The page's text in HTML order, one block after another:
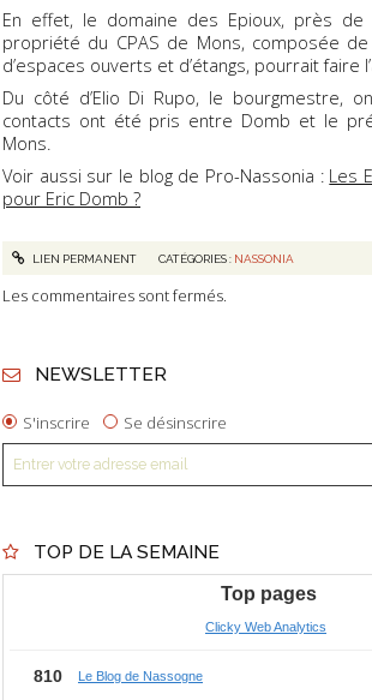
En effet, le domaine des Epioux, près de
propriété du CPAS de Mons, composée
d’espaces ouverts et d’étangs, pourrait faire
Du côté d’Elio Di Rupo, le bourgmestre,
contacts ont été pris entre Domb et le
Mons.
Voir aussi sur le blog de Pro-Nassonia : Les
pour Eric Domb ?
LIEN PERMANENT CATÉGORIES : NASSONIA
Les commentaires sont fermés.
NEWSLETTER
S'inscrire Se désinscrire
TOP DE LA SEMAINE